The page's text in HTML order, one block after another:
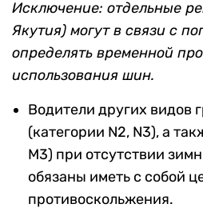
Исключение: отдельные
Якутия) могут в связи с
определять временной
использования шин.
Водители других видов
(категории N2, N3), а
М3) при отсутствии
обязаны иметь с собой
противоскольжения.